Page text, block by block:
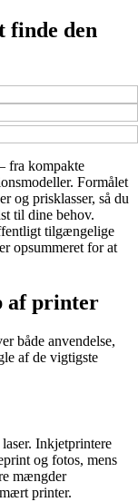
finde den
fra kompakte
Formålet
og prisklasser, så du
til dine behov.
tilgængelige
opsummeret for at
af printer
både anvendelse,
af de vigtigste
Inkjetprintere
og fotos, mens
mængder
printer.